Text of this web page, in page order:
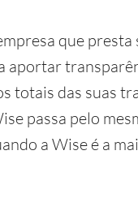
que
totais das suas
passa pelo
a Wise é a